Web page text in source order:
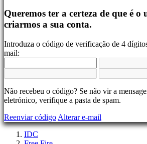
Mudar
Lingua
AR
BS
CS
DA
DE
EN
ES
FI
FR
HR
Queremos ter a certeza de que é
criarmos a sua conta.
Introduza o código de verificação de 4
mail:
Não recebeu o código? Se não vir a
eletrónico, verifique a pasta de spam.
Reenviar código Alterar e-mail
IDC